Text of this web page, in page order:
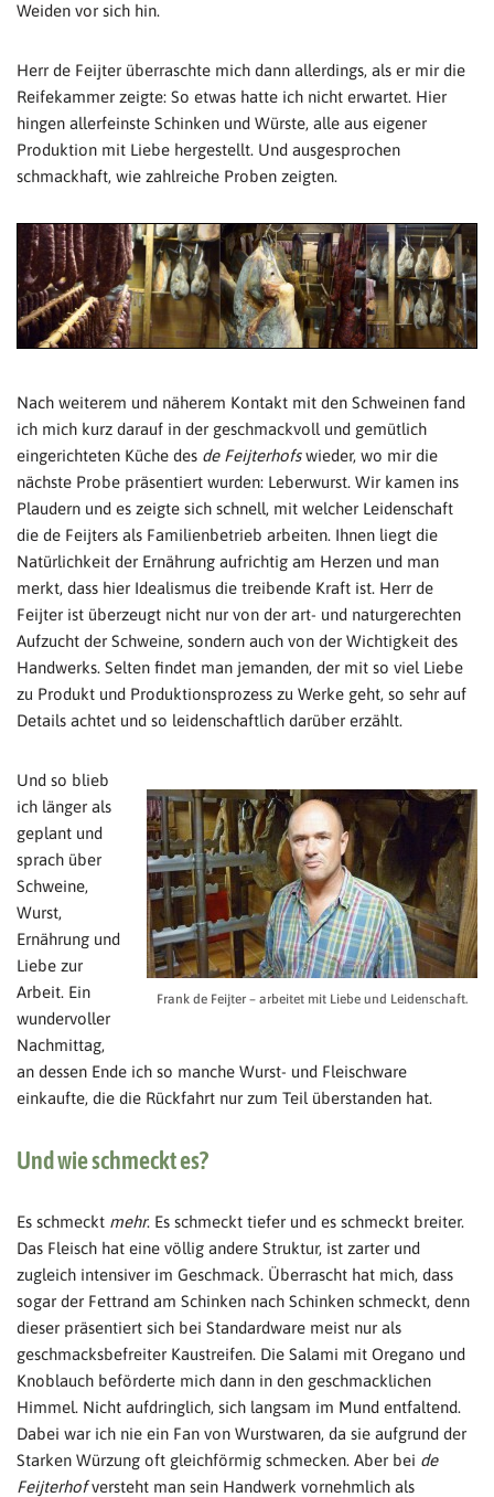
Weiden vor sich hin.
Herr de Feijter überraschte mich dann allerdings, als er mir die
Reifekammer zeigte: So etwas hatte ich nicht erwartet. Hier
hingen allerfeinste Schinken und Würste, alle aus eigener
Produktion mit Liebe hergestellt. Und ausgesprochen
schmackhaft, wie zahlreiche Proben zeigten.
Nach weiterem und näherem Kontakt mit den Schweinen fand
ich mich kurz darauf in der geschmackvoll und gemütlich
eingerichteten Küche des de Feijterhofswieder, wo mir die
nächste Probe präsentiert wurden: Leberwurst. Wir kamen ins
Plaudern und es zeigte sich schnell, mit welcher Leidenschaft
die de Feijters als Familienbetrieb arbeiten. Ihnen liegt die
Natürlichkeit der Ernährung aufrichtig am Herzen und man
merkt, dass hier Idealismus die treibende Kraft ist. Herr de
Feijter ist überzeugt nicht nur von der art- und naturgerechten
Aufzucht der Schweine, sondern auch von der Wichtigkeit des
Handwerks. Selten findet man jemanden, der mit so viel Liebe
zu Produkt und Produktionsprozess zu Werke geht, so sehr auf
Details achtet und so leidenschaftlich darüber erzählt.
Frank de Feijter – arbeitet mit Liebe und Leidenschaft.
Und so blieb
ich länger als
geplant und
sprach über
Schweine,
Wurst,
Ernährung und
Liebe zur
Arbeit. Ein
wundervoller
Nachmittag,
an dessen Ende ich so manche Wurst- und Fleischware
einkaufte, die die Rückfahrt nur zum Teil überstanden hat.
Und wie schmeckt es?
Es schmeckt mehr. Es schmeckt tiefer und es schmeckt breiter.
Das Fleisch hat eine völlig andere Struktur, ist zarter und
zugleich intensiver im Geschmack. Überrascht hat mich, dass
sogar der Fettrand am Schinken nach Schinken schmeckt, denn
dieser präsentiert sich bei Standardware meist nur als
geschmacksbefreiter Kaustreifen. Die Salami mit Oregano und
Knoblauch beförderte mich dann in den geschmacklichen
Himmel. Nicht aufdringlich, sich langsam im Mund entfaltend.
Dabei war ich nie ein Fan von Wurstwaren, da sie aufgrund der
Starken Würzung oft gleichförmig schmecken. Aber bei de
Feijterhofversteht man sein Handwerk vornehmlich als